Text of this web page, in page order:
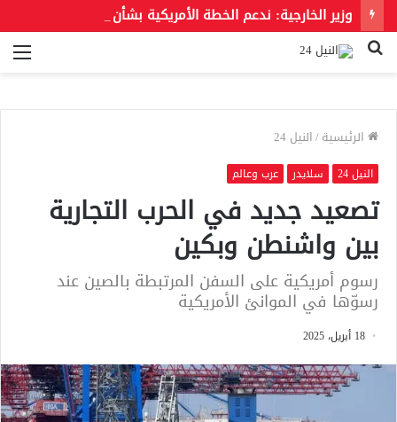
بحث
الرئيسية/النيل 24
النيل 24 سلايدر عرب وعالم
تصعيد جديد في الحرب التجارية
بين واشنطن وبكين
رسوم أمريكية على السفن المرتبطة بالصين عند
رسوّها في الموانئ الأمريكية
18 أبريل، 2025